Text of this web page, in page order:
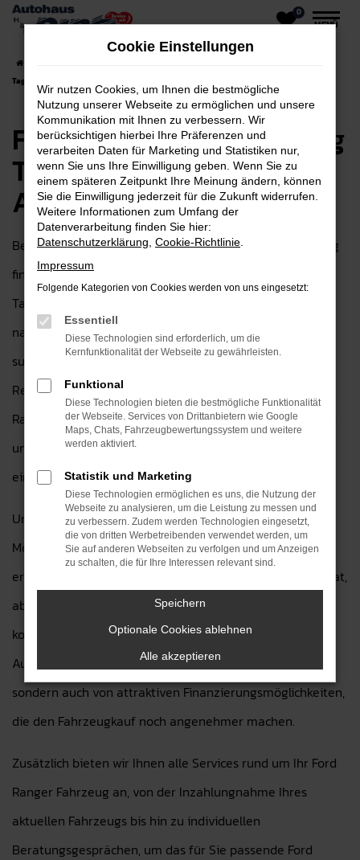
Zum
springen
0
MENÜ
Tageszulassung Top Angebote
Ford Ranger für Friedberg
Tageszulassung Top
Angebote
Bei Autohaus H&H Dietz GmbH in der Nähe von Friedberg
finden Sie die perfekte Auswahl an Ford Ranger
Tageszulassungen – eine ideale Wahl, wenn Sie ein
nahezu neues Fahrzeug zu einem attraktiven Preis
suchen. Als Ihr Ford Autohaus seit über 30 Jahren in der
Region bieten wir Ihnen eine große Auswahl an Ford
Ranger Tageszulassungen, die Ihnen die neueste Technik
und Ausstattung eines Neuwagens bieten, jedoch zu
einem deutlich günstigeren Preis.
Unsere Ford Ranger Tageszulassungen bieten Ihnen die
Möglichkeit, ein Fahrzeug in neuwertigem Zustand zu
erwerben, das bereits eine kurze Zulassung hinter sich hat,
aber weiterhin mit den Vorteilen eines neuen Autos
kommt. Dabei profitieren Sie nicht nur von der aktuellen
Ausstattung und den neuesten Sicherheitsfeatures,
sondern auch von attraktiven Finanzierungsmöglichkeiten,
die den Fahrzeugkauf noch angenehmer machen.
Zusätzlich bieten wir Ihnen alle Services rund um Ihr Ford
Ranger Fahrzeug an, von der Inzahlungnahme Ihres
aktuellen Fahrzeugs bis hin zu individuellen
Beratungsgesprächen, um das für Sie passende Ford
Cookie Einstellungen
Wir nutzen Cookies, um Ihnen die bestmögliche
Nutzung unserer Webseite zu ermöglichen und unsere
Kommunikation mit Ihnen zu verbessern. Wir
berücksichtigen hierbei Ihre Präferenzen und
verarbeiten Daten für Marketing und Statistiken nur,
wenn Sie uns Ihre Einwilligung geben. Wenn Sie zu
einem späteren Zeitpunkt Ihre Meinung ändern, können
Sie die Einwilligung jederzeit für die Zukunft widerrufen.
Weitere Informationen zum Umfang der
Datenverarbeitung finden Sie hier:
Datenschutzerklärung Cookie-Richtlinie
Impressum
Folgende Kategorien von Cookies werden von uns eingesetzt:
Essentiell
Diese Technologien sind erforderlich, um die
Kernfunktionalität der Webseite zu gewährleisten.
Funktional
Diese Technologien bieten die bestmögliche Funktionalität
der Webseite. Services von Drittanbietern wie Google
Maps, Chats, Fahrzeugbewertungssystem und weitere
werden aktiviert.
Statistik und Marketing
Diese Technologien ermöglichen es uns, die Nutzung der
Webseite zu analysieren, um die Leistung zu messen und
zu verbessern. Zudem werden Technologien eingesetzt,
die von dritten Werbetreibenden verwendet werden, um
Sie auf anderen Webseiten zu verfolgen und um Anzeigen
zu schalten, die für Ihre Interessen relevant sind.
Speichern
Optionale Cookies ablehnen
Alle akzeptieren